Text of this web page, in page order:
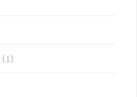
(1)